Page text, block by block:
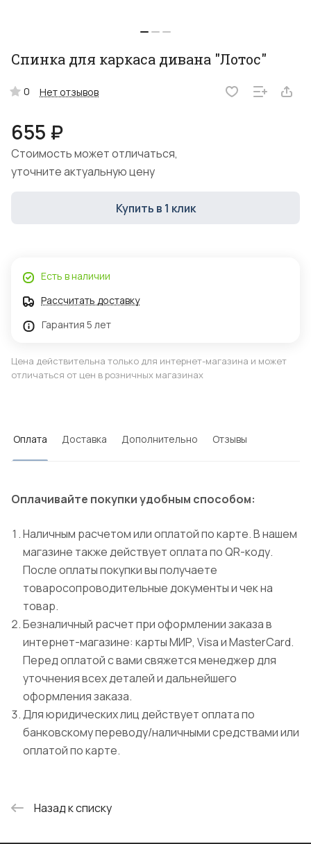
Спинка для каркаса дивана "Лотос"
0 Нет отзывов
655 ₽
Стоимость может отличаться,
уточните актуальную цену
Купить в 1 клик
Есть в наличии
Рассчитать доставку
Гарантия 5 лет
Цена действительна только для интернет-магазина и может
отличаться от цен в розничных магазинах
Оплата Доставка Дополнительно Отзывы
Оплачивайте покупки удобным способом:
Наличным расчетом или оплатой по карте. В нашем
магазине также действует оплата по QR-коду.
После оплаты покупки вы получаете
товаросопроводительные документы и чек на
товар.
Безналичный расчет при оформлении заказа в
интернет-магазине: карты МИР, Visa и MasterCard.
Перед оплатой с вами свяжется менеджер для
уточнения всех деталей и дальнейшего
оформления заказа.
Для юридических лиц действует оплата по
банковскому переводу/наличными средствами или
оплатой по карте.
Назад к списку